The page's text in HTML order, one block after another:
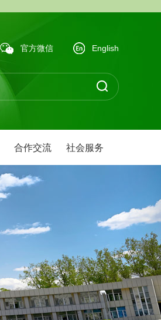
官方微信 English
合作交流 社会服务